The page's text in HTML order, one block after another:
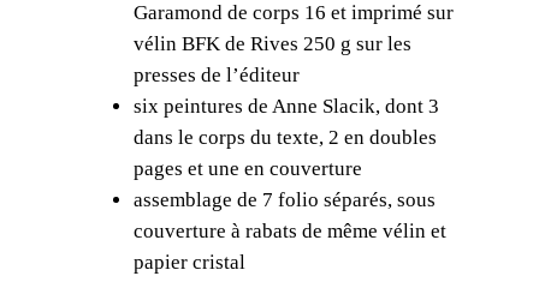
Garamond de corps 16 et imprimé sur
vélin BFK de Rives 250 g sur les
presses de l’éditeur
six peintures de Anne Slacik, dont 3
dans le corps du texte, 2 en doubles
pages et une en couverture
assemblage de 7 folio séparés, sous
couverture à rabats de même vélin et
papier cristal